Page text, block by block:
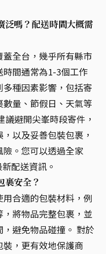
泛嗎？配送時間大概需
全台，幾乎所有縣市
間通常為1-3個工作
種因素影響，包括寄
量、節假日、天氣等
避開尖峯時段寄件，
以及妥善包裝包裹，
。您可以透過全家
配送資訊。
裹安全？
合適的包裝材料，例
將物品完整包裹，並
避免物品碰撞。 對於
，更有效地保護商